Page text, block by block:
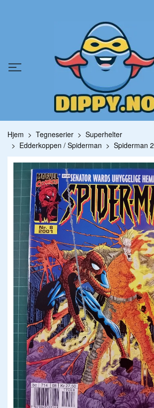
Hjem Tegneserier
Superhelter
Edderkoppen / Spiderman
Spiderman